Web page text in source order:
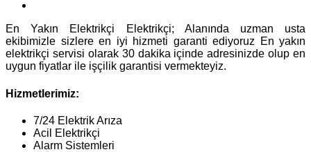
En Yakın Elektrikçi Elektrikçi; Alanında uzman usta
ekibimizle sizlere en iyi hizmeti garanti ediyoruz En yakın
elektrikçi servisi olarak 30 dakika içinde adresinizde olup en
uygun fiyatlar ile işçilik garantisi vermekteyiz.
Hizmetlerimiz:
7/24 Elektrik Arıza
Acil Elektrikçi
Alarm Sistemleri